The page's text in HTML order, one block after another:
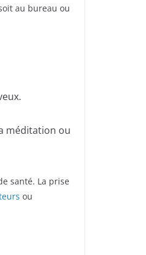
au bureau ou
méditation ou
santé. La prise
ou